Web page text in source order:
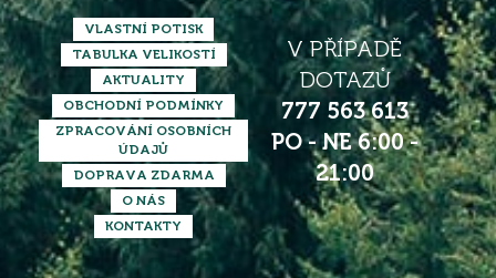
VLASTNÍ POTISK
TABULKA VELIKOSTÍ
AKTUALITY
OBCHODNÍ PODMÍNKY
ZPRACOVÁNÍ OSOBNÍCH
ÚDAJŮ
DOPRAVA ZDARMA
O NÁS
KONTAKTY
V PŘÍPADĚ
DOTAZŮ
777 563 613
PO - NE 6:00 -
21:00